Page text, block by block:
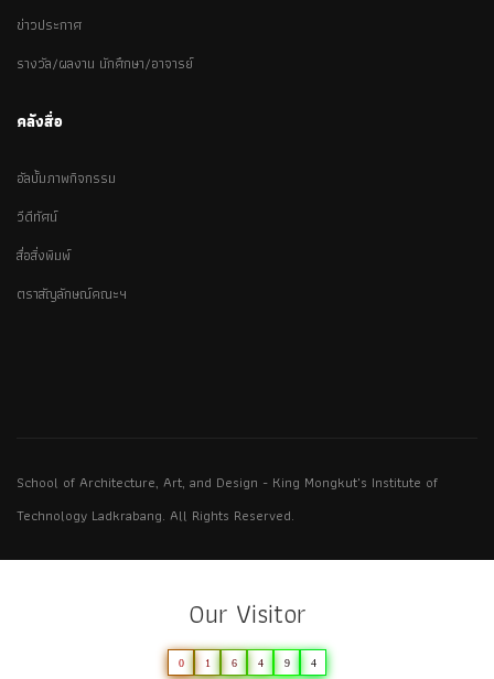
ข่าวประกาศ
รางวัล/ผลงาน นักศึกษา/อาจารย์
คลังสื่อ
อัลบั้มภาพกิจกรรม
วีดีทัศน์
สื่อสิ่งพิมพ์
ตราสัญลักษณ์คณะฯ
School of Architecture, Art, and Design - King Mongkut's Institute of
Technology Ladkrabang. All Rights Reserved.
Our Visitor
0 1 6 4 9 4